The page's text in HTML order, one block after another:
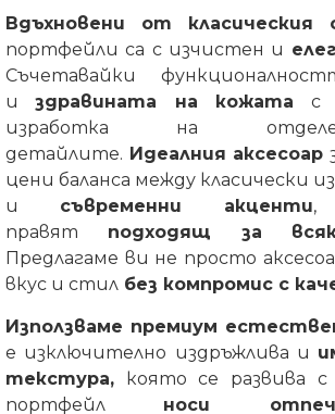
Вдъхновени от класическия
портфейли са с изчистен и
Съчетавайки
издравината на кожата с
изработка на
детайлите. Идеалния аксесоар
цени баланса между класически
и съвременни акценти,
правят подходящ за
Предлагаме ви не просто
вкус и стил без компромис с
Използваме премиум
е изключително издръжлива и
текстура, която се развива с
портфейл носи